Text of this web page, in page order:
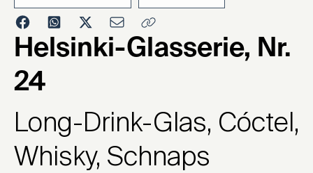
1983
Helsinki-Glasserie, Nr.
24
Long-Drink-Glas, Cóctel,
Whisky, Schnaps